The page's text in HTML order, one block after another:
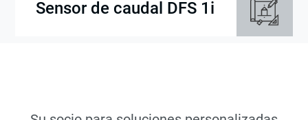
Sensor de caudal DFS 1i